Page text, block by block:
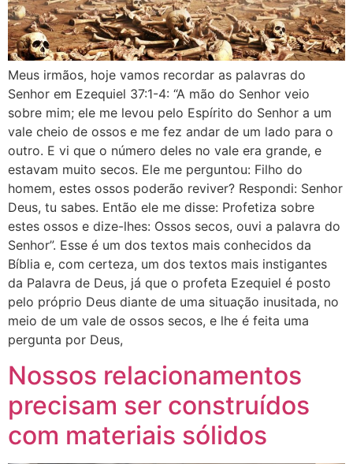
Meus irmãos, hoje vamos recordar as palavras do
Senhor em ‭‭Ezequiel‬ ‭37:1‭-‬4‬: “A mão do Senhor veio
sobre mim; ele me levou pelo Espírito do Senhor a um
vale cheio de ossos e me fez andar de um lado para o
outro. E vi que o número deles no vale era grande, e
estavam muito secos. Ele me perguntou: Filho do
homem, estes ossos poderão reviver? Respondi: Senhor
Deus, tu sabes. Então ele me disse: Profetiza sobre
estes ossos e dize-lhes: Ossos secos, ouvi a palavra do
Senhor”. Esse é um dos textos mais conhecidos da
Bíblia e, com certeza, um dos textos mais instigantes
da Palavra de Deus, já que o profeta Ezequiel é posto
pelo próprio Deus diante de uma situação inusitada, no
meio de um vale de ossos secos, e lhe é feita uma
pergunta por Deus,
Nossos relacionamentos
precisam ser construídos
com materiais sólidos